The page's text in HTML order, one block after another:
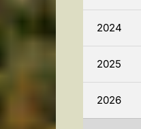
2024
2025
2026